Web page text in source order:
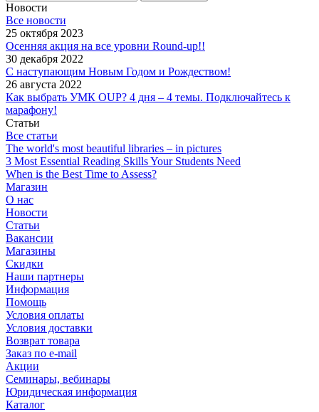
Новости
Все новости
25 октября 2023
Осенняя акция на все уровни Round-up!!
30 декабря 2022
С наступающим Новым Годом и Рождеством!
26 августа 2022
Как выбрать УМК OUP? 4 дня – 4 темы. Подключайтесь к
марафону!
Статьи
Все статьи
The world's most beautiful libraries – in pictures
3 Most Essential Reading Skills Your Students Need
When is the Best Time to Assess?
Магазин
О нас
Новости
Статьи
Вакансии
Магазины
Скидки
Наши партнеры
Информация
Помощь
Условия оплаты
Условия доставки
Возврат товара
Заказ по e-mail
Акции
Семинары, вебинары
Юридическая информация
Каталог